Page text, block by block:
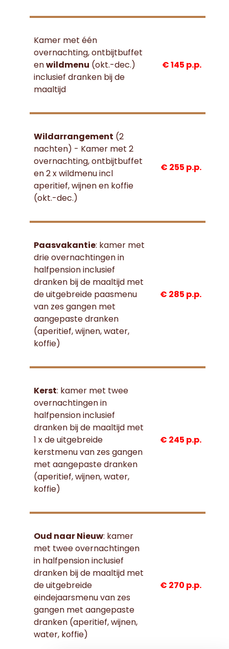
Kamer met één
overnachting, ontbijtbuffet
enwildmenu (okt.-dec.)
inclusief dranken bij de
maaltijd
€ 145 p.p.
Wildarrangement (2
nachten) - Kamer met 2
overnachting, ontbijtbuffet
en 2 x wildmenu incl
aperitief, wijnen en koffie
(okt.-dec.)
€ 255 p.p.
Paasvakantie: kamer met
drie overnachtingen in
halfpension inclusief
dranken bij de maaltijd met
de uitgebreide paasmenu
van zes gangen met
aangepaste dranken
(aperitief, wijnen, water,
koffie)
€ 285 p.p.
Kerst: kamer met twee
overnachtingen in
halfpension inclusief
dranken bij de maaltijd met
1 x de uitgebreide
kerstmenu van zes gangen
met aangepaste dranken
(aperitief, wijnen, water,
koffie)
€ 245 p.p.
Oud naar Nieuw: kamer
met twee overnachtingen
in halfpension inclusief
dranken bij de maaltijd met
de uitgebreide
eindejaarsmenu van zes
gangen met aangepaste
dranken (aperitief, wijnen,
water, koffie)
€ 270 p.p.